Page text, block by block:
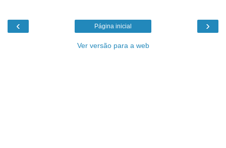
‹ ›
Página inicial
Ver versão para a web